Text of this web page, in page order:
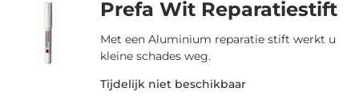
Prefa Wit Reparatiestift
Met een Aluminium reparatie stift werkt u
kleine schades weg.
Tijdelijk niet beschikbaar